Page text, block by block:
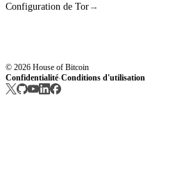
Configuration de Tor →
© 2026 House of Bitcoin
Confidentialité·Conditions d'utilisation